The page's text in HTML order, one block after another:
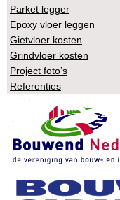
Parket legger
Epoxy vloer leggen
Gietvloer kosten
Grindvloer kosten
Project foto’s
Referenties